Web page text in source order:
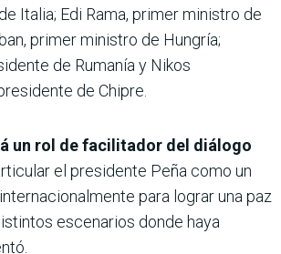
Italia; Edi Rama, primer ministro de
primer ministro de Hungría;
de Rumanía y Nikos
de Chipre.
un rol de facilitador del diálogo
el presidente Peña como un
para lograr una paz
escenarios donde haya